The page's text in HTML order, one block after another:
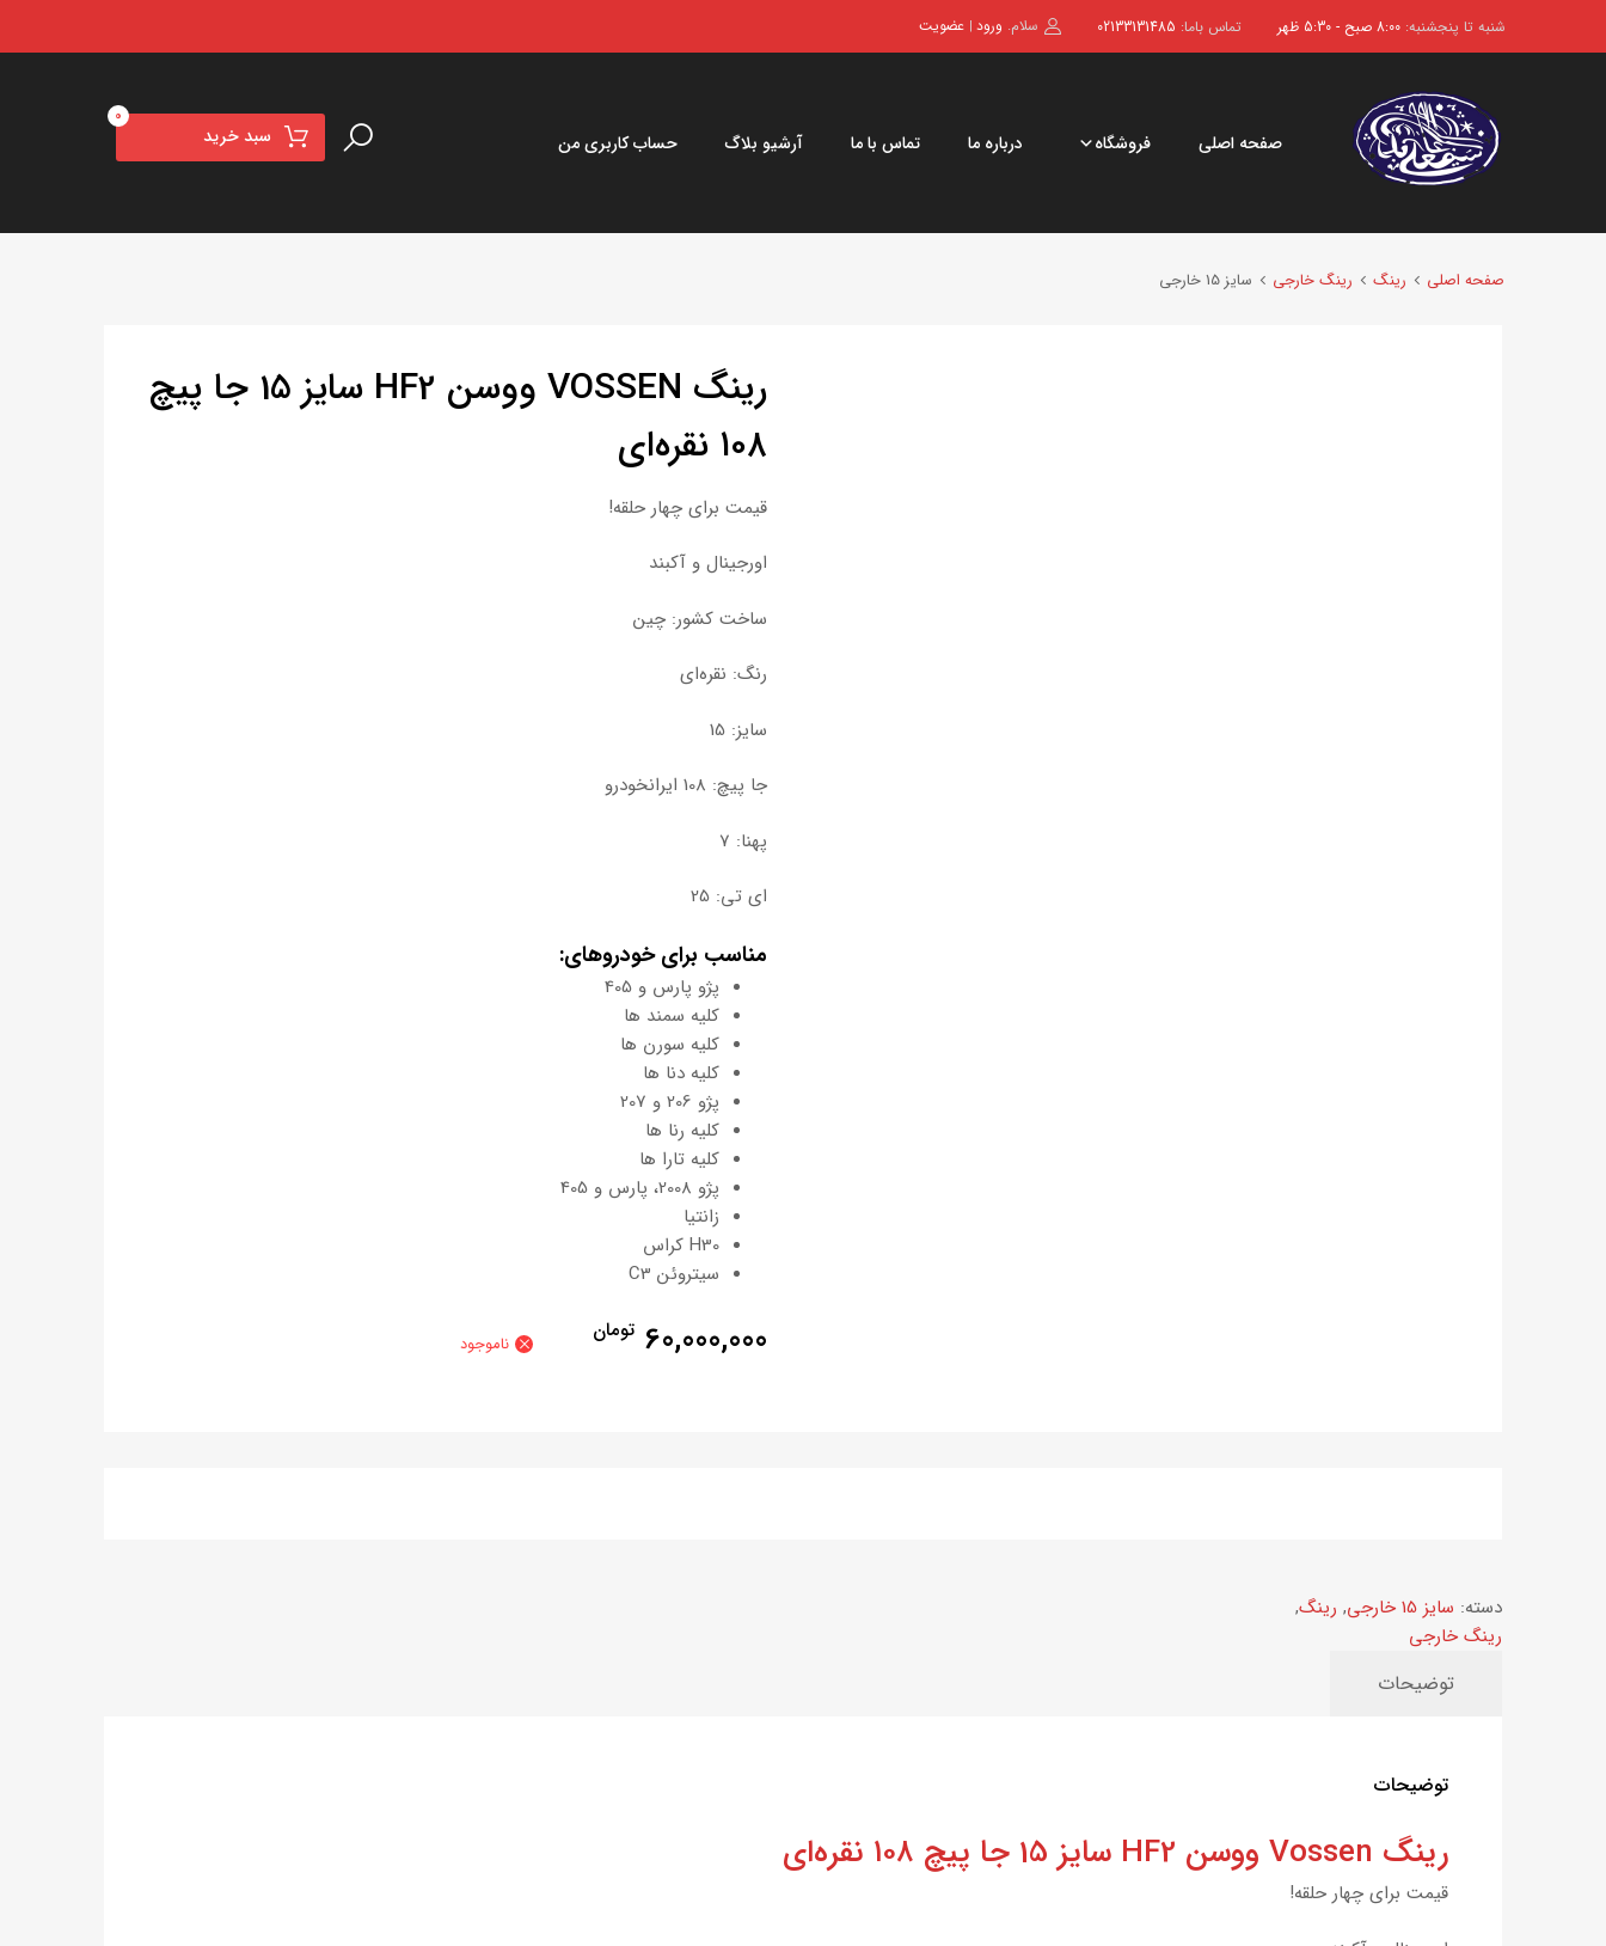
شنبه تا پنجشنبه: 8:00 صبح - 5:30 ظهر تماس باما: 02133131485 سلام. ورود | عضویت
سبد خرید
0
صفحه اصلی فروشگاه درباره ما تماس با ما آرشیو بلاگ حساب کاربری من
صفحه اصلی رینگ رینگ خارجی سایز 15 خارجی
رینگ VOSSEN ووسن HF2 سایز 15 جا پیچ
۱۰۸ نقره‌ای
قیمت برای چهار حلقه!
اورجینال و آکبند
ساخت کشور: چین
رنگ: نقره‌ای
سایز: 15
جا پیچ: 108 ایرانخودرو
پهنا: 7
ای تی: 25
مناسب برای خودروهای:
پژو پارس و 405
کلیه سمند ها
کلیه سورن ها
کلیه دنا ها
پژو 206 و 207
کلیه رنا ها
کلیه تارا ها
پژو 2008، پارس و 405
زانتیا
H30 کراس
سیتروئن C3
60,000,000 تومان ناموجود
دسته: سایز 15 خارجی , رینگ,
رینگ خارجی
توضیحات
توضیحات
رینگ Vossen ووسن HF2 سایز 15 جا پیچ ۱۰۸ نقره‌ای
قیمت برای چهار حلقه!